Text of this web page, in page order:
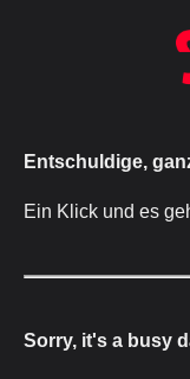
Entschuldige,
Ein Klick und es
Sorry, it's a busy